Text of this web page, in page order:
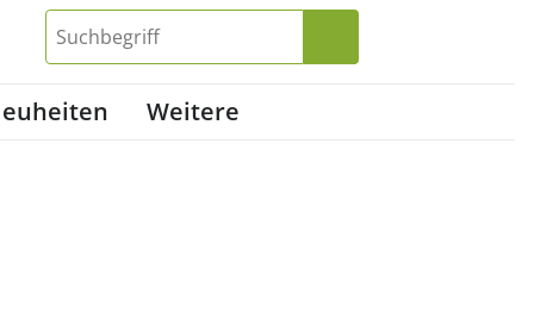
Weitere